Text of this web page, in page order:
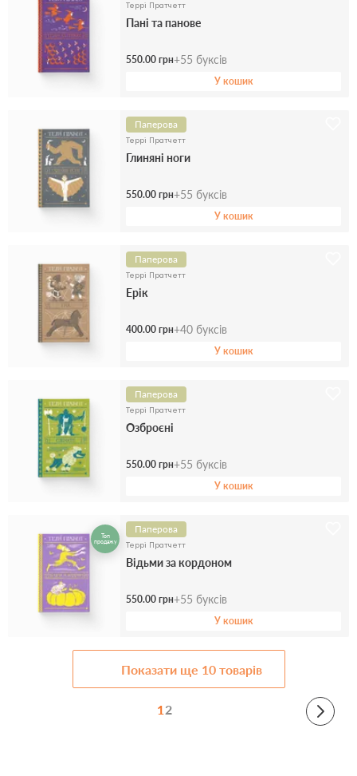
Террі Пратчетт
Пані та панове
550.00 грн+55 буксів
У кошик
Паперова
Террі Пратчетт
Глиняні ноги
550.00 грн+55 буксів
У кошик
Паперова
Террі Пратчетт
Ерік
400.00 грн+40 буксів
У кошик
Паперова
Террі Пратчетт
Озброєні
550.00 грн+55 буксів
У кошик
Топ
продажу
Паперова
Террі Пратчетт
Відьми за кордоном
550.00 грн+55 буксів
У кошик
Показати ще 10товарів
1 2